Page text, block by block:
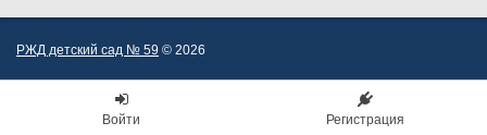
РЖД детский сад № 59 © 2026
Войти Регистрация